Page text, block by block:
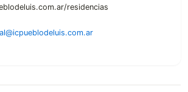
residencias